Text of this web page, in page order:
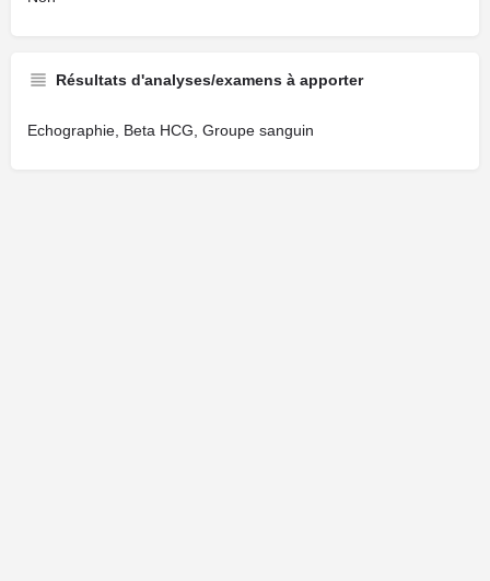
Résultats d'analyses/examens à apporter
Echographie, Beta HCG, Groupe sanguin